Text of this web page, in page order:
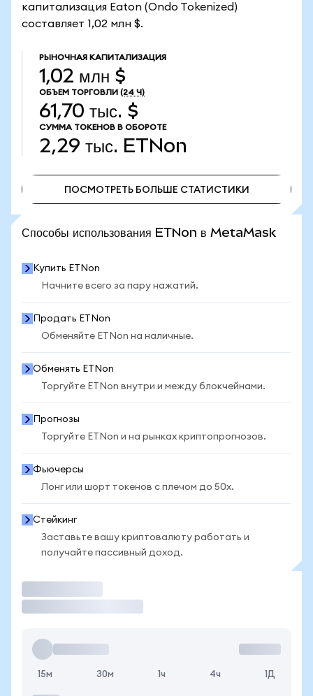
капитализация Eaton (Ondo Tokenized)
составляет 1,02 млн $.
РЫНОЧНАЯ КАПИТАЛИЗАЦИЯ
1,02 млн $
ОБЪЕМ ТОРГОВЛИ (24 Ч)
61,70 тыс. $
СУММА ТОКЕНОВ В ОБОРОТЕ
2,29 тыс. ETNon
ПОСМОТРЕТЬ БОЛЬШЕ СТАТИСТИКИ
Способы использования ETNon в MetaMask
Купить ETNon
Начните всего за пару нажатий.
Продать ETNon
Обменяйте ETNon на наличные.
Обменять ETNon
Торгуйте ETNon внутри и между блокчейнами.
Прогнозы
Торгуйте ETNon и на рынках криптопрогнозов.
Фьючерсы
Лонг или шорт токенов с плечом до 50x.
Стейкинг
Заставьте вашу криптовалюту работать и
получайте пассивный доход.
15м 30м 1ч 4ч 1Д